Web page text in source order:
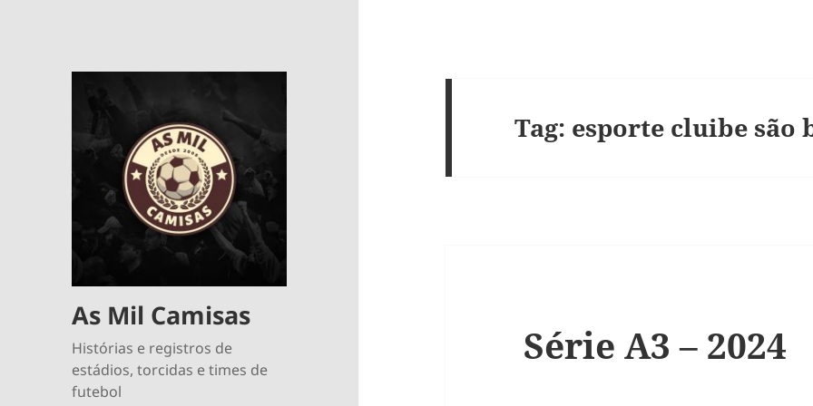
As Mil Camisas
Histórias e registros de
estádios, torcidas e times de
futebol
Tag: esporte cluibe são
Série A3 – 2024